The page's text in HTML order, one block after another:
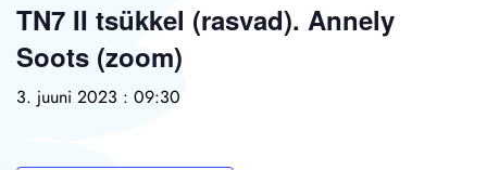
TN7 II tsükkel (rasvad). Annely
Soots (zoom)
3. juuni 2023 : 09:30